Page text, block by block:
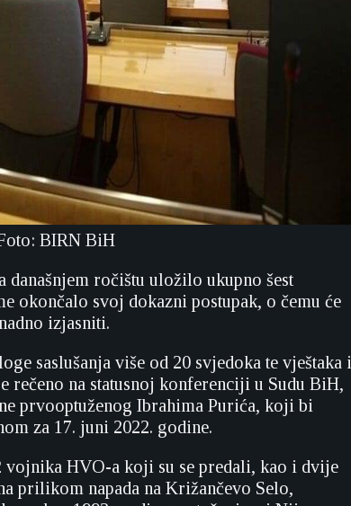
BIRN BiH
današnjem ročištu uložilo ukupno šest
okončalo svoj dokazni postupak, o čemu će
izjasniti.
saslušanja više od 20 svjedoka te vještaka i
rečeno na statusnoj konferenciji u Sudu BiH,
prvooptuženog Ibrahima Purića, koji bi
za 17. juni 2022. godine.
vojnika HVO-a koji su se predali, kao i dvije
prilikom napada na Križančevo Selo,